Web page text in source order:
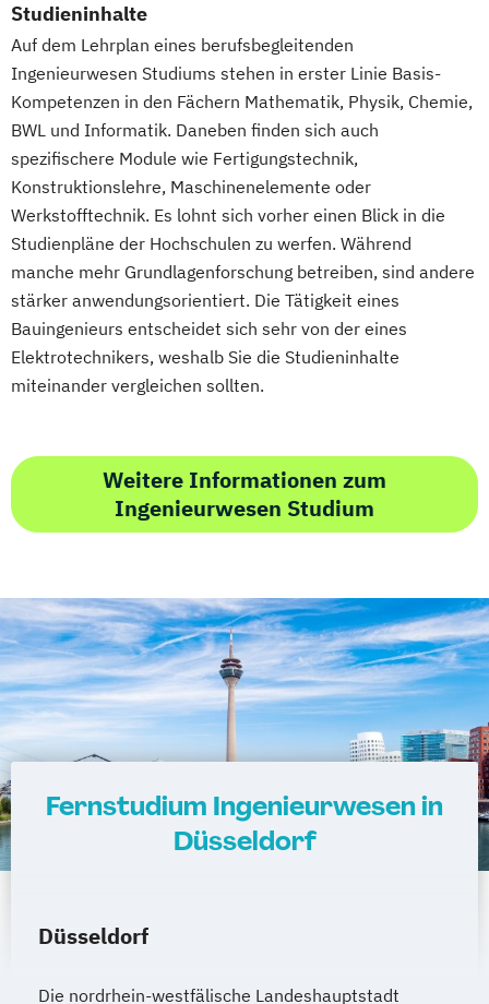
Sozialmanagement
Sozialpädagogik und Inklusion
Sportmanagement
Supply Chain Management
Tourismusmanagement UX Design
Umweltingenieurwesen Vertragsrecht
Wirtschaftsinformatik (DE/EN)
Wirtschaftsingenieurwesen
Wirtschaftsingenieurwesen (DE/EN)
Wirtschaftsingenieurwesen Medizintechnik
Wirtschaftspsychologie (DE/EN)
Wirtschaftsrecht
UX & Service Design
Wirtschaftsingenieurwesen
Maschinenbau
Wirtschaftspsychologie & Künstliche
Intelligenz
Wirtschaftspsychologie & Leadership
Wirtschaftspsychologie (DE/EN))
Wirtschaftspsychologie im Online-
Abendstudium
Wirtschaftsrecht
Wirtschaftswissenschaften
Studieninhalte
Auf dem Lehrplan eines berufsbegleitenden
Ingenieurwesen Studiums stehen in erster Linie Basis-
Kompetenzen in den Fächern Mathematik, Physik, Chemie,
BWL und Informatik. Daneben finden sich auch
spezifischere Module wie Fertigungstechnik,
Konstruktionslehre, Maschinenelemente oder
Werkstofftechnik. Es lohnt sich vorher einen Blick in die
Studienpläne der Hochschulen zu werfen. Während
manche mehr Grundlagenforschung betreiben, sind andere
stärker anwendungsorientiert. Die Tätigkeit eines
Bauingenieurs entscheidet sich sehr von der eines
Elektrotechnikers, weshalb Sie die Studieninhalte
miteinander vergleichen sollten.
Weitere Informationen zum
Ingenieurwesen Studium
Fernstudium Ingenieurwesen in
Düsseldorf
Düsseldorf
Die nordrhein-westfälische Landeshauptstadt